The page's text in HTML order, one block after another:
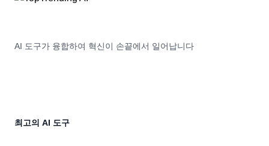
AI 도구가 융합하여 혁신이 손끝에서 일어납니다
최고의 AI 도구